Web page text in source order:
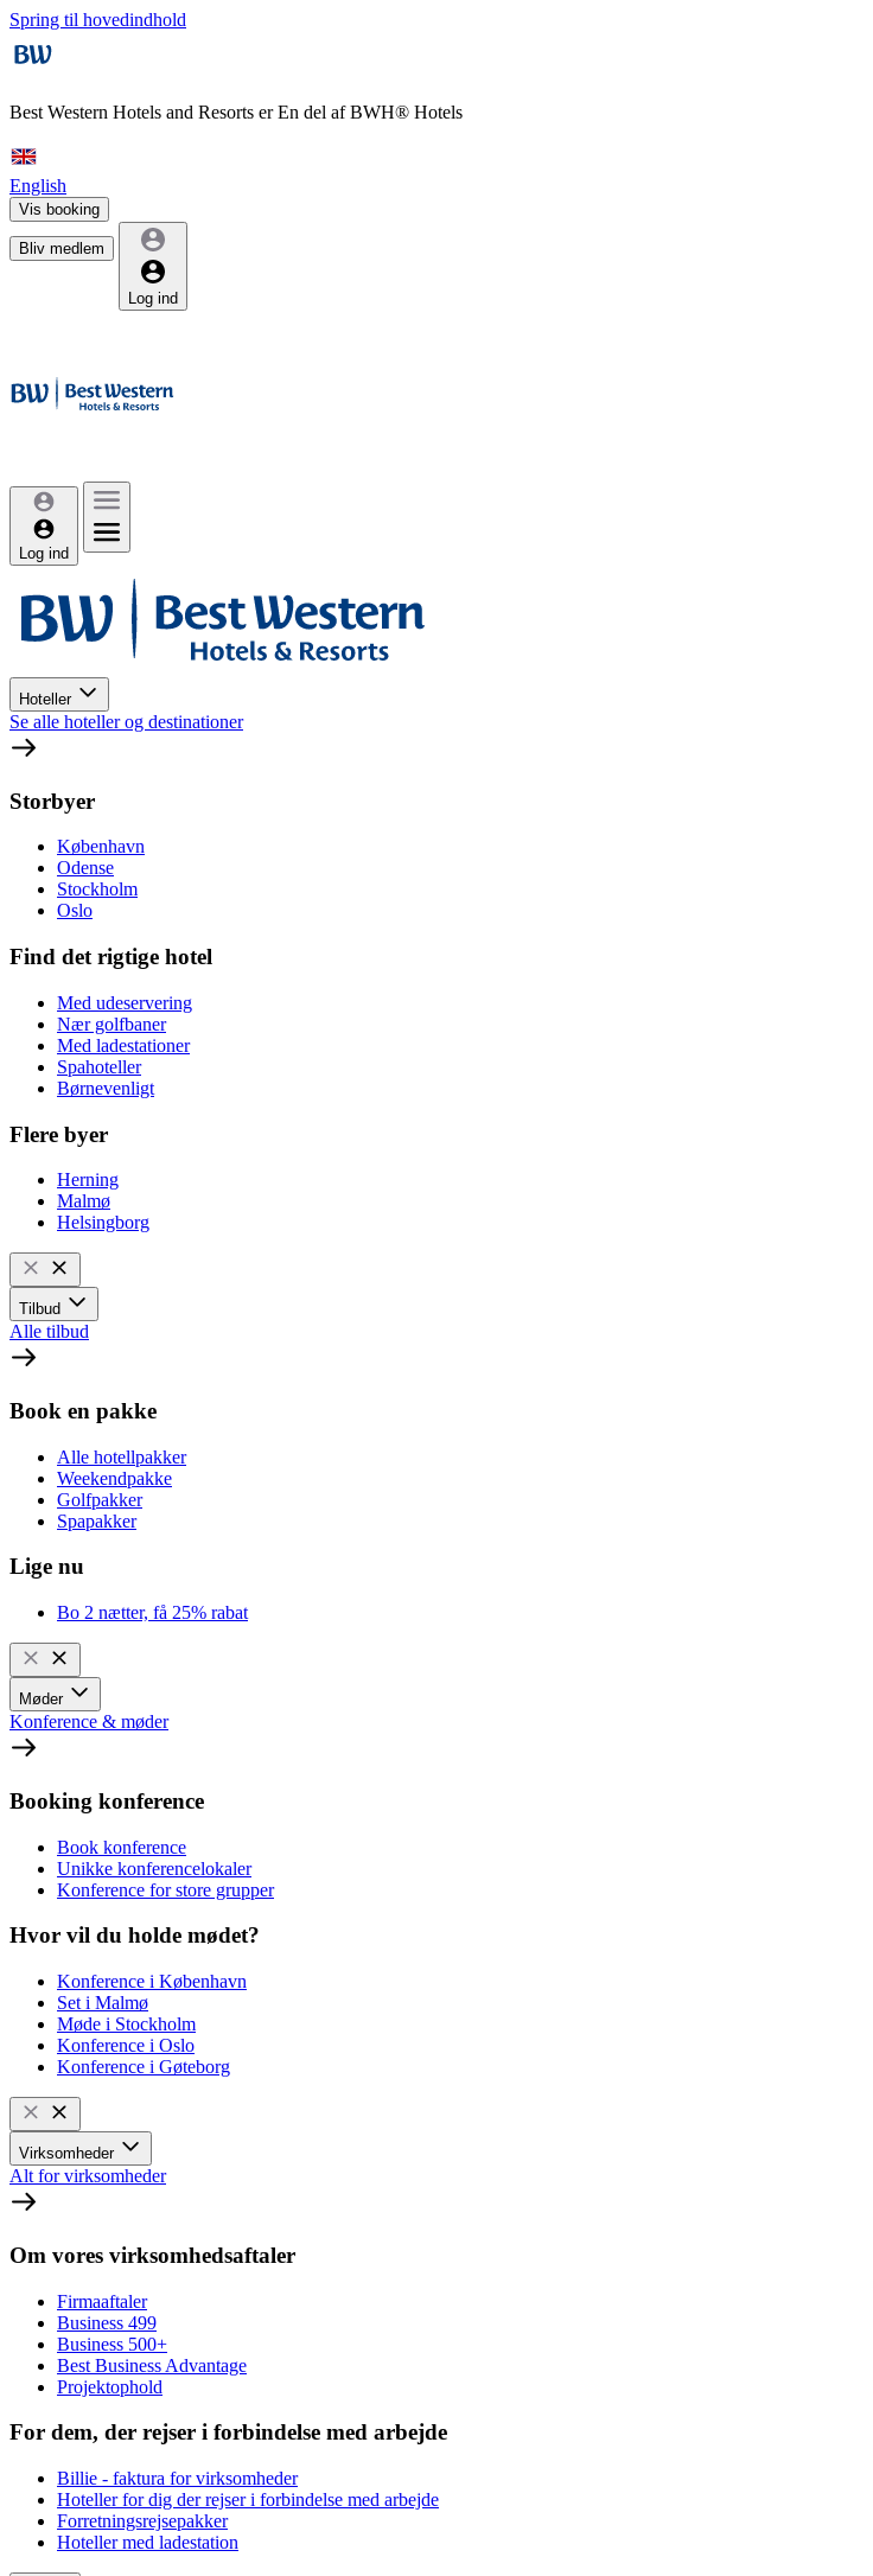
Spring til hovedindhold
Best Western Hotels and Resorts erEn del af BWH® Hotels
English
Vis booking
Bliv medlem
Log ind
Log ind
Hoteller
Se alle hoteller og destinationer
Storbyer
København
Odense
Stockholm
Oslo
Find det rigtige hotel
Med udeservering
Nær golfbaner
Med ladestationer
Spahoteller
Børnevenligt
Flere byer
Herning
Malmø
Helsingborg
Tilbud
Alle tilbud
Book en pakke
Alle hotellpakker
Weekendpakke
Golfpakker
Spapakker
Lige nu
Bo 2 nætter, få 25% rabat
Møder
Konference & møder
Booking konference
Book konference
Unikke konferencelokaler
Konference for store grupper
Hvor vil du holde mødet?
Konference i København
Set i Malmø
Møde i Stockholm
Konference i Oslo
Konference i Gøteborg
Virksomheder
Alt for virksomheder
Om vores virksomhedsaftaler
Firmaaftaler
Business 499
Business 500+
Best Business Advantage
Projektophold
For dem, der rejser i forbindelse med arbejde
Billie - faktura for virksomheder
Hoteller for dig der rejser i forbindelse med arbejde
Forretningsrejsepakker
Hoteller med ladestation